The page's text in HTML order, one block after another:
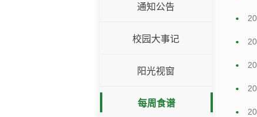
通知公告
校园大事记
阳光视窗
每周食谱